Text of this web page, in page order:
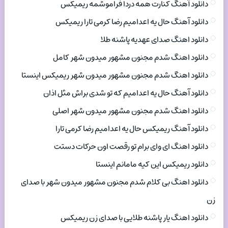
دانلود آهنگ کنارت همه دردا فراموشمه ریمیکس
دانلود آهنگ حال یه اعدامیم رضا کرمی تارا ریمیکس
دانلود اهنگ صدای عهدیه پاشنه طلا
دانلود اهنگ شدم مجنون مشهور میدون شهر کامل
دانلود اهنگ شدم مجنون مشهور میدون شهر ریمیکس اینستا
دانلود آهنگ حال یه اعدامیم که تو شدی براش مثل اذان
دانلود اهنگ شدم مجنون مشهور میدون شهر اصلی
دانلود آهنگ ریمیکس حال یه اعدامیم رضا کرمی تارا
دانلود اهنگ ای وای برام تو رقصت اون حرکات دستت
دانلود ریمیکس این کیه مامانم اینستا
دانلود اهنگ بی کلام شدم مجنون مشهور میدون شهر با صدای
زن
دانلود اهنگ یار پاشنه طلایی با صدای زن ریمیکس